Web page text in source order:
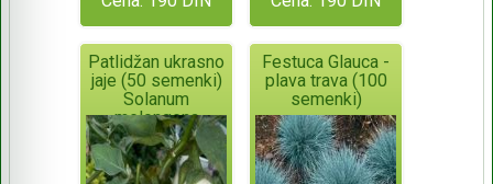
Patlidžan ukrasno
jaje (50 semenki)
Solanum
melongena
Golden Egg
Festuca Glauca -
plava trava (100
semenki)